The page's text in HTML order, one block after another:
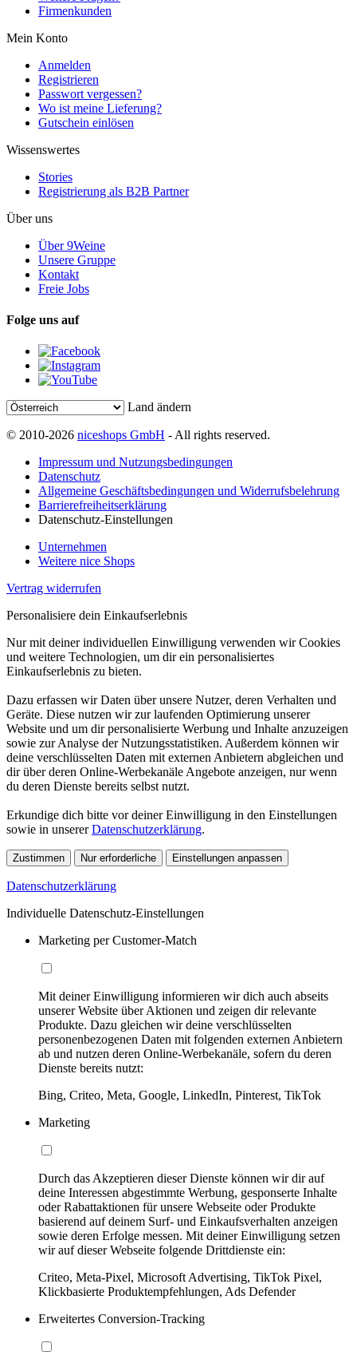
Firmenkunden
Mein Konto
Anmelden
Registrieren
Passwort vergessen?
Wo ist meine Lieferung?
Gutschein einlösen
Wissenswertes
Stories
Registrierung als B2B Partner
Über uns
Über 9Weine
Unsere Gruppe
Kontakt
Freie Jobs
Folge uns auf
Land ändern
© 2010-2026 niceshops GmbH - All rights reserved.
Impressum und Nutzungsbedingungen
Datenschutz
Allgemeine Geschäftsbedingungen und Widerrufsbelehrung
Barrierefreiheitserklärung
Datenschutz-Einstellungen
Unternehmen
Weitere nice Shops
Vertrag widerrufen
Personalisiere dein Einkaufserlebnis
Nur mit deiner individuellen Einwilligung verwenden wir Cookies
und weitere Technologien, um dir ein personalisiertes
Einkaufserlebnis zu bieten.
Dazu erfassen wir Daten über unsere Nutzer, deren Verhalten und
Geräte. Diese nutzen wir zur laufenden Optimierung unserer
Website und um dir personalisierte Werbung und Inhalte anzuzeigen
sowie zur Analyse der Nutzungsstatistiken. Außerdem können wir
deine verschlüsselten Daten mit externen Anbietern abgleichen und
dir über deren Online-Werbekanäle Angebote anzeigen, nur wenn
du deren Dienste bereits selbst nutzt.
Erkundige dich bitte vor deiner Einwilligung in den Einstellungen
sowie in unsererDatenschutzerklärung.
Zustimmen Nur erforderliche Einstellungen anpassen
Datenschutzerklärung
Individuelle Datenschutz-Einstellungen
Marketing per Customer-Match
Mit deiner Einwilligung informieren wir dich auch abseits
unserer Website über Aktionen und zeigen dir relevante
Produkte. Dazu gleichen wir deine verschlüsselten
personenbezogenen Daten mit folgenden externen Anbietern
ab und nutzen deren Online-Werbekanäle, sofern du deren
Dienste bereits nutzt:
Bing, Criteo, Meta, Google, LinkedIn, Pinterest, TikTok
Marketing
Durch das Akzeptieren dieser Dienste können wir dir auf
deine Interessen abgestimmte Werbung, gesponserte Inhalte
oder Rabattaktionen für unsere Webseite oder Produkte
basierend auf deinem Surf- und Einkaufsverhalten anzeigen
sowie deren Erfolge messen. Mit deiner Einwilligung setzen
wir auf dieser Webseite folgende Drittdienste ein:
Criteo, Meta-Pixel, Microsoft Advertising, TikTok Pixel,
Klickbasierte Produktempfehlungen, Ads Defender
Erweitertes Conversion-Tracking